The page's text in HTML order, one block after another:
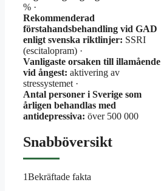
% ·
Rekommenderad
förstahandsbehandling vid GAD
enligt svenska riktlinjer: SSRI
(escitalopram) ·
Vanligaste orsaken till illamående
vid ångest: aktivering av
stressystemet ·
Antal personer i Sverige som
årligen behandlas med
antidepressiva: över 500 000
Snabböversikt
1Bekräftade fakta